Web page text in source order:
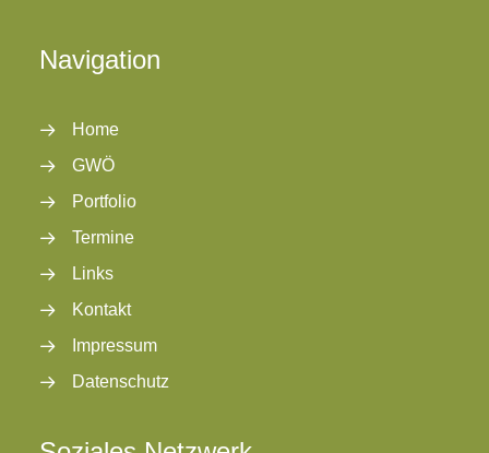
Navigation
Home
GWÖ
Portfolio
Termine
Links
Kontakt
Impressum
Datenschutz